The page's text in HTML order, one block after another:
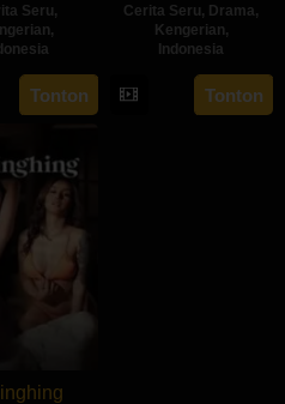
Seru,
,
14
Feb
Kenny
Gulardi
Tonton
Cerita Seru, Drama,
Kengerian,
Indonesia
30
Apr
Hadrah
Daeng
Tonton